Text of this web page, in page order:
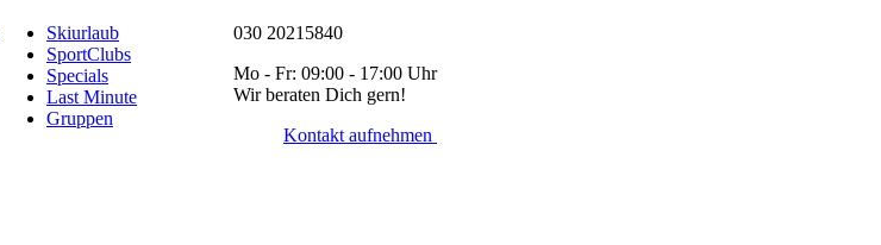
Skiurlaub
SportClubs
Specials
Last Minute
Gruppen
030 20215840
Mo - Fr: 09:00 - 17:00 Uhr
Wir beraten Dich gern!
Kontakt aufnehmen